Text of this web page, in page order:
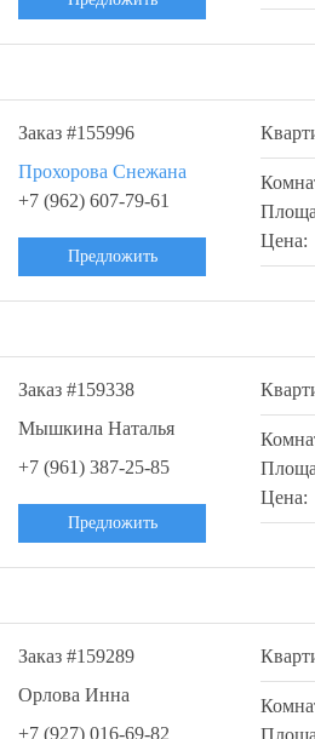
Заказ #155996
Прохорова Снежана
+7 (962) 607-79-61
Предложить
Цена:
Заказ #159338
Мышкина Наталья
+7 (961) 387-25-85
Предложить
Цена:
Заказ #159289
Орлова Инна
+7 (927) 016-69-82